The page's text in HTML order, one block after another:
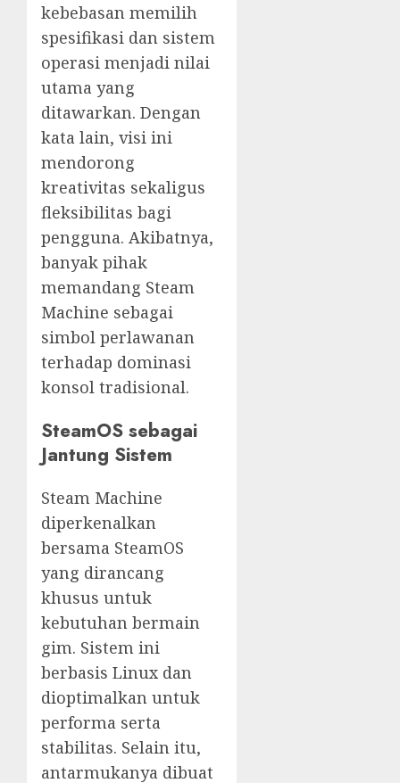
kebebasan memilih
spesifikasi dan sistem
operasi menjadi nilai
utama yang
ditawarkan. Dengan
kata lain, visi ini
mendorong
kreativitas sekaligus
fleksibilitas bagi
pengguna. Akibatnya,
banyak pihak
memandang Steam
Machine sebagai
simbol perlawanan
terhadap dominasi
konsol tradisional.
SteamOS sebagai
Jantung Sistem
Steam Machine
diperkenalkan
bersama SteamOS
yang dirancang
khusus untuk
kebutuhan bermain
gim. Sistem ini
berbasis Linux dan
dioptimalkan untuk
performa serta
stabilitas. Selain itu,
antarmukanya dibuat